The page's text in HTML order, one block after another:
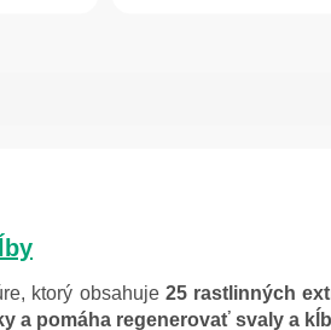
ktorý obsahuje 25 rastlinných
a pomáha regenerovať svaly a